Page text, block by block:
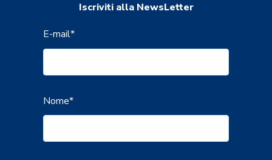
Iscriviti alla NewsLetter
E-mail*
Nome*